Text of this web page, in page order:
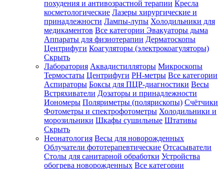
похудения и антивозрастной терапии Кресла
косметологические Лазеры хирургические и
принадлежности Лампы-лупы Холодильники для
медикаментов Все категории Эвакуаторы дыма
Аппараты для физиотерапии Дерматоскопы
Центрифуги Коагуляторы (электрокоагуляторы)
Скрыть
Лаборатория Аквадистилляторы Микроскопы
Термостаты Центрифуги PH-метры Все категории
Аспираторы Боксы для ПЦР-диагностики Весы
Встряхиватели Дозаторы и принадлежности
Иономеры Поляриметры (полярископы) Счётчики
Фотометры и спектрофотометры Холодильники и
морозильники Шкафы сушильные Штативы
Скрыть
Неонатология Весы для новорожденных
Облучатели фототерапевтические Отсасыватели
Столы для санитарной обработки Устройства
обогрева новорожденных Все категории